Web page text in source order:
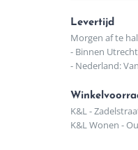
Levertijd
Morgen af te
- Binnen
- Nederland:
K&L -
K&L Wonen -